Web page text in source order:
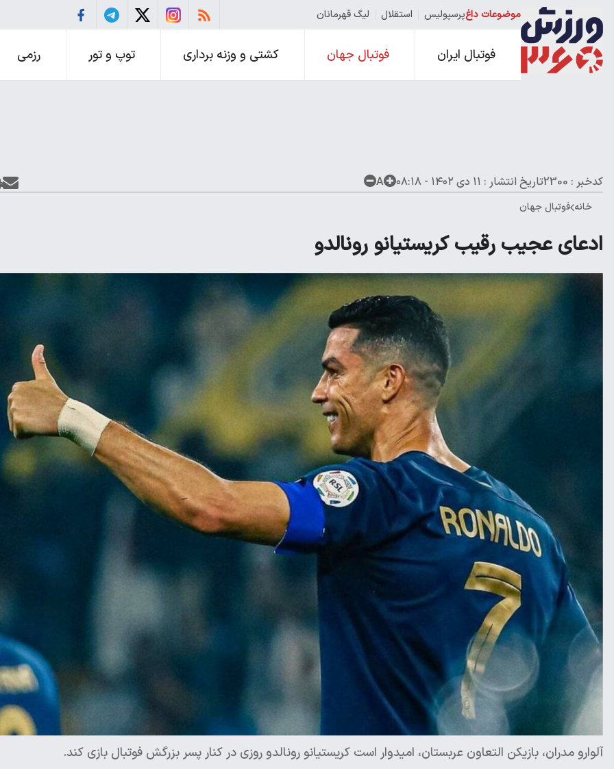
موضوعات داغپرسپولیس استقلال لیگ قهرمانان
فوتبال ایران فوتبال جهان کشتی و وزنه برداری توپ و تور رزمی
کدخبر : 2300 تاریخ انتشار : ۱۱ دی ۱۴۰۲ - ۰۸:۱۸ A
خانه فوتبال جهان
ادعای عجیب رقیب کریستیانو رونالدو
آلوارو مدران، بازیکن التعاون عربستان، امیدوار است کریستیانو رونالدو روزی در کنار پسر بزرگش فوتبال بازی کند.